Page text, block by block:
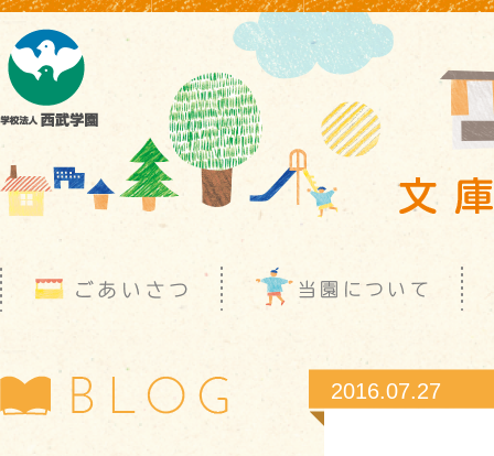
2016.07.27